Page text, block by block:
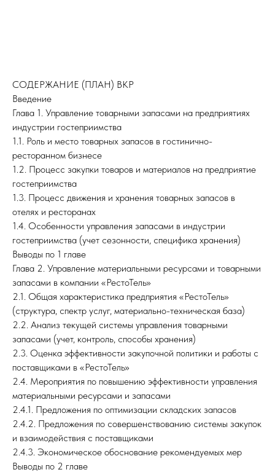
СОДЕРЖАНИЕ (ПЛАН) ВКР
Введение
Глава 1. Управление товарными запасами на предприятиях
индустрии гостеприимства
1.1. Роль и место товарных запасов в гостинично-
ресторанном бизнесе
1.2. Процесс закупки товаров и материалов на предприятие
гостеприимства
1.3. Процесс движения и хранения товарных запасов в
отелях и ресторанах
1.4. Особенности управления запасами в индустрии
гостеприимства (учет сезонности, специфика хранения)
Выводы по 1 главе
Глава 2. Управление материальными ресурсами и товарными
запасами в компании «РестоТель»
2.1. Общая характеристика предприятия «РестоТель»
(структура, спектр услуг, материально-техническая база)
2.2. Анализ текущей системы управления товарными
запасами (учет, контроль, способы хранения)
2.3. Оценка эффективности закупочной политики и работы с
поставщиками в «РестоТель»
2.4. Мероприятия по повышению эффективности управления
материальными ресурсами и запасами
2.4.1. Предложения по оптимизации складских запасов
2.4.2. Предложения по совершенствованию системы закупок
и взаимодействия с поставщиками
2.4.3. Экономическое обоснование рекомендуемых мер
Выводы по 2 главе